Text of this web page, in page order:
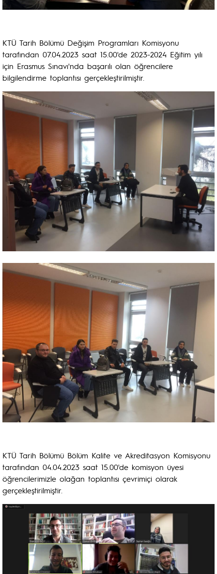
KTÜ Tarih Bölümü Değişim Programları Komisyonu
tarafından 07.04.2023 saat 15.00'de 2023-2024 Eğitim yılı
için Erasmus Sınavı'nda başarılı olan öğrencilere
bilgilendirme toplantısı gerçekleştirilmiştir.
KTÜ Tarih Bölümü Bölüm Kalite ve Akreditasyon Komisyonu
tarafından 04.04.2023 saat 15.00'de komisyon üyesi
öğrencilerimizle olağan toplantısı çevrimiçi olarak
gerçekleştirilmiştir.